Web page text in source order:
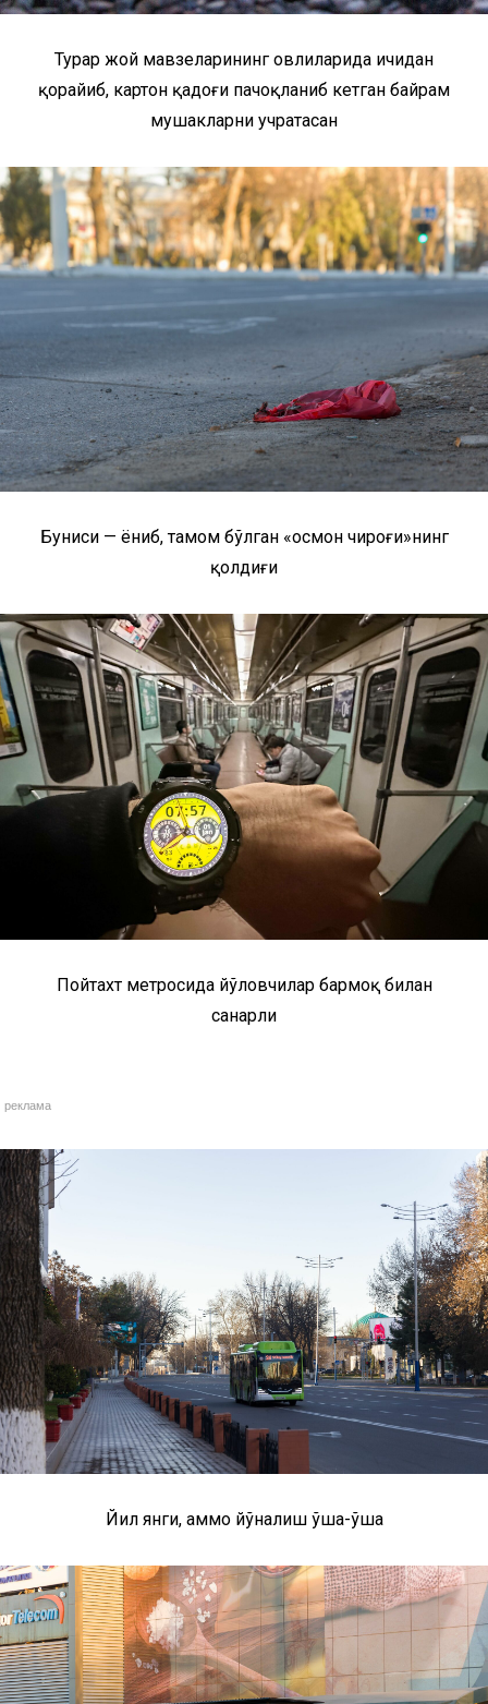
Турар жой мавзеларининг ҳовлиларида ичидан
қорайиб, картон қадоғи пачоқланиб кетган байрам
мушакларни учратасан
Буниси — ёниб, тамом бўлган «осмон чироғи»нинг
қолдиғи
Пойтахт метросида йўловчилар бармоқ билан
санарли
реклама
Йил янги, аммо йўналиш ўша-ўша